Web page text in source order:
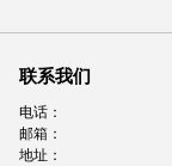
联系我们
电话：
邮箱：
地址：